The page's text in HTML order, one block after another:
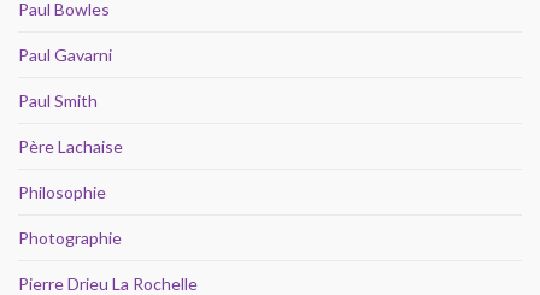
Paul Bowles
Paul Gavarni
Paul Smith
Père Lachaise
Philosophie
Photographie
Pierre Drieu La Rochelle